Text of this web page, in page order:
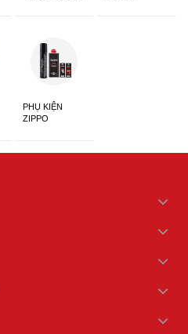
PHỤ KIỆN
ZIPPO